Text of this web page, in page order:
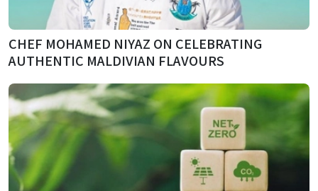
CHEF MOHAMED NIYAZ ON CELEBRATING
AUTHENTIC MALDIVIAN FLAVOURS